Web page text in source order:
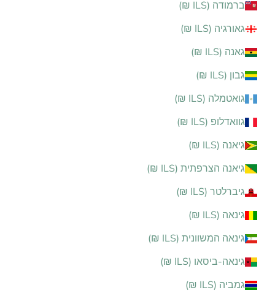
ברמודה (ILS ₪)
גאורגיה (ILS ₪)
גאנה (ILS ₪)
גבון (ILS ₪)
גואטמלה (ILS ₪)
גוואדלופ (ILS ₪)
גיאנה (ILS ₪)
גיאנה הצרפתית (ILS ₪)
גיברלטר (ILS ₪)
גינאה (ILS ₪)
גינאה המשוונית (ILS ₪)
גינאה-ביסאו (ILS ₪)
גמביה (ILS ₪)